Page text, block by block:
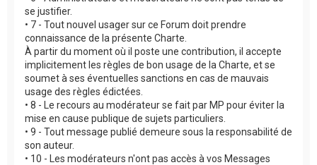
se justifier.
• 7 - Tout nouvel usager sur ce Forum doit prendre
connaissance de la présente Charte.
À partir du moment où il poste une contribution, il accepte
implicitement les règles de bon usage de la Charte, et se
soumet à ses éventuelles sanctions en cas de mauvais
usage des règles édictées.
• 8 - Le recours au modérateur se fait par MP pour éviter la
mise en cause publique de sujets particuliers.
• 9 - Tout message publié demeure sous la responsabilité de
son auteur.
• 10 - Les modérateurs n'ont pas accès à vos Messages